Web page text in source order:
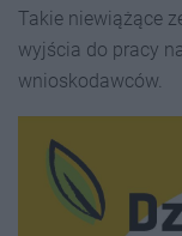
Takie niewiążące
wyjścia do pracy
wnioskodawców.